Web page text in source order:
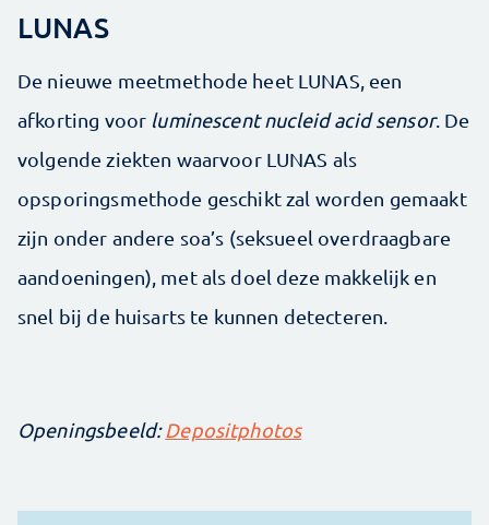
LUNAS
De nieuwe meetmethode heet LUNAS, een
afkorting voor luminescent nucleid acid sensor. De
volgende ziekten waarvoor LUNAS als
opsporingsmethode geschikt zal worden gemaakt
zijn onder andere soa’s (seksueel overdraagbare
aandoeningen), met als doel deze makkelijk en
snel bij de huisarts te kunnen detecteren.
Openingsbeeld:Depositphotos